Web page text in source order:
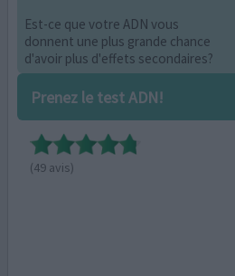
Est-ce que votre ADN vous
donnent une plus grande chance
d'avoir plus d'effets secondaires?
Prenez le test ADN!
(49 avis)